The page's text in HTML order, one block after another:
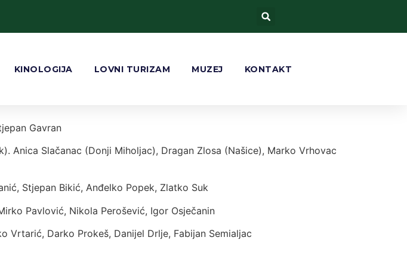
KINOLOGIJA LOVNI TURIZAM MUZEJ KONTAKT
Tihomir Hajduković (LU MIHOLJAC) Antun Blažević, Zvonimir
Perić, Darko Bunoza (LU ĐAKOVO), Mario Puhanić,
Gavran
Anica Slačanac (Donji Miholjac), Dragan Zlosa (Našice), Marko Vrhovac
Stjepan Bikić, Anđelko Popek, Zlatko Suk
Pavlović, Nikola Perošević, Igor Osječanin
Vrtarić, Darko Prokeš, Danijel Drlje, Fabijan Semialjac